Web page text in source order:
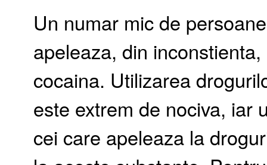
Un numar mic de
apeleaza, din
cocaina. Utilizarea
este extrem de nociva, iar
cei care apeleaza la